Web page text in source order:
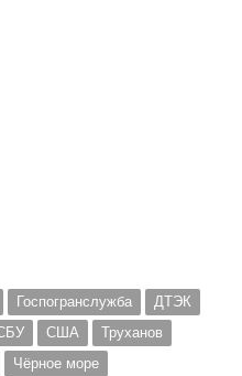
Госпогранслужба
ДТЭК
США
Труханов
Чёрное море